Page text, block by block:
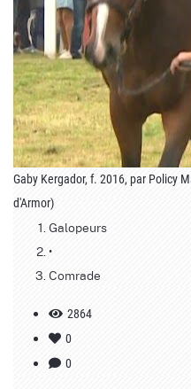
Gaby Kergador, f. 2016, par Policy
d'Armor)
Galopeurs
•
Comrade
2864
0
0